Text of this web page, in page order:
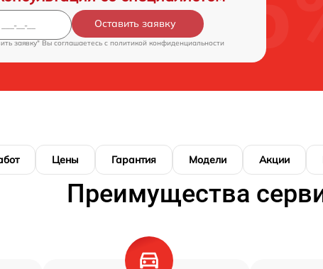
Оставить заявку
заявку" Вы соглашаетесь c политикой конфиденциальности
Цены Гарантия Модели Акции
Преимущества